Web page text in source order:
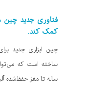
فناوری جدید چین
کمک کند.
چین ابزاری جدید
ساخته است که
ساله تا مغز حفظ‌شده